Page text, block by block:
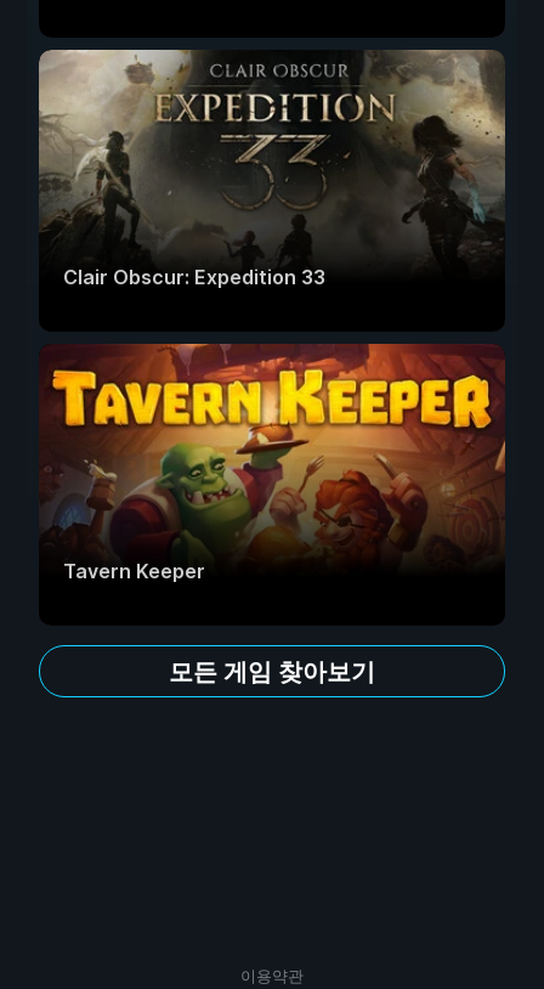
Clair Obscur: Expedition 33
Tavern Keeper
모든 게임 찾아보기
이용약관